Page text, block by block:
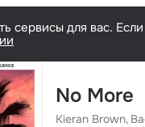
сервисы для вас.
No More
Kieran Brown